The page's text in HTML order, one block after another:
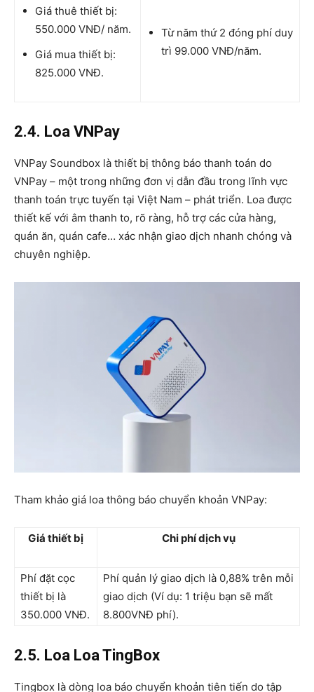
Giá thuê thiết bị:
550.000 VNĐ/ năm.
Giá mua thiết bị:
825.000 VNĐ.
Từ năm thứ 2 đóng phí duy
trì 99.000 VNĐ/năm.
2.4. Loa VNPay
VNPay Soundbox là thiết bị thông báo thanh toán do
VNPay – một trong những đơn vị dẫn đầu trong lĩnh vực
thanh toán trực tuyến tại Việt Nam – phát triển. Loa được
thiết kế với âm thanh to, rõ ràng, hỗ trợ các cửa hàng,
quán ăn, quán cafe… xác nhận giao dịch nhanh chóng và
chuyên nghiệp.
Tham khảo giá loa thông báo chuyển khoản VNPay:
Giá thiết bị Chi phí dịch vụ
Phí đặt cọc
thiết bị là
350.000 VNĐ.
Phí quản lý giao dịch là 0,88% trên mỗi
giao dịch (Ví dụ: 1 triệu bạn sẽ mất
8.800VNĐ phí).
2.5. Loa Loa TingBox
Tingbox là dòng loa báo chuyển khoản tiên tiến do tập